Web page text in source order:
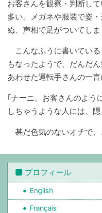
お客さんを観察・判断し
多い。メガネや服装で姿
ぬ、声相で足がついてしま
こんなふうに書いてい
もなったようで、だんだ
あわせた運転手さんの一言
｢ナーニ、お客さんのよう
しちゃうような人には、
甚だ色気のないオチで、
プロフィール
English
Français